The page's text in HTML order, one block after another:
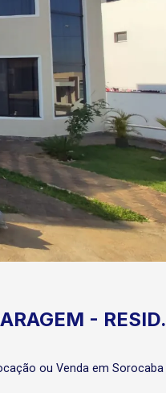
- RESID.
ou Venda em Sorocaba